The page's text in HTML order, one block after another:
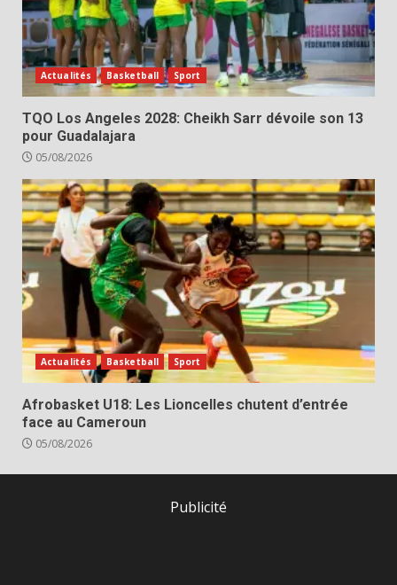
Actualités Basketball Sport
TQO Los Angeles 2028: Cheikh Sarr dévoile son 13
pour Guadalajara
05/08/2026
Actualités Basketball Sport
Afrobasket U18: Les Lioncelles chutent d’entrée
face au Cameroun
05/08/2026
Publicité